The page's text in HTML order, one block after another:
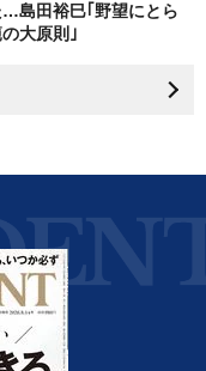
島田裕巳｢野望にとら
大原則｣